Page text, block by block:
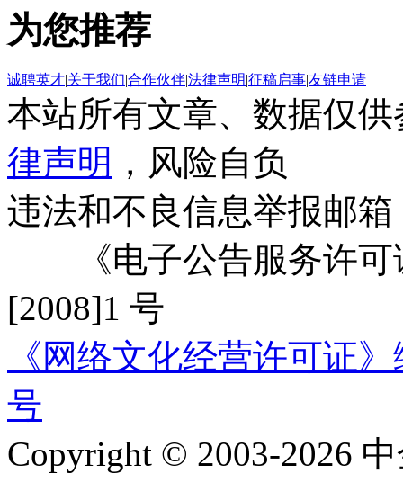
为您推荐
诚聘英才|关于我们|合作伙伴|法律声明|征稿启事|友链申请
本站所有文章、数据仅
律声明 ，风险自负
违法和不良信息举报邮箱
《电子公告服务许可
[2008]1 号
《网络文化经营许可证
号
Copyright © 2003-2026